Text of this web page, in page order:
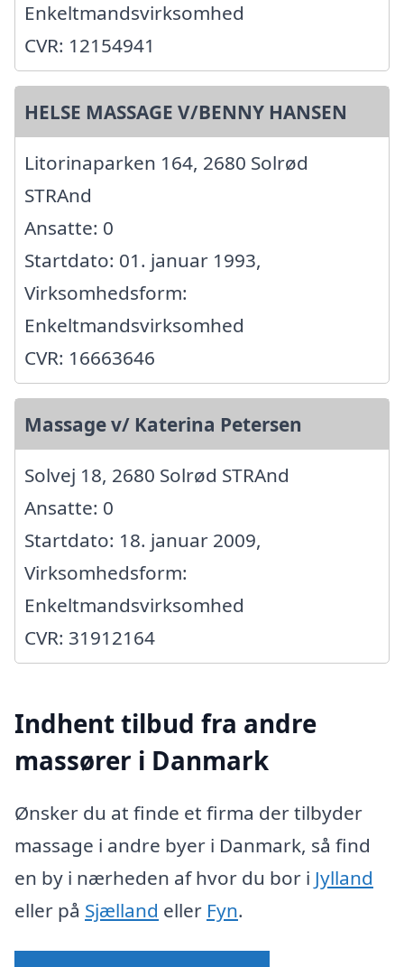
Enkeltmandsvirksomhed
CVR: 12154941
HELSE MASSAGE V/BENNY HANSEN
Litorinaparken 164, 2680 Solrød
STRAnd
Ansatte: 0
Startdato: 01. januar 1993,
Virksomhedsform:
Enkeltmandsvirksomhed
CVR: 16663646
Massage v/ Katerina Petersen
Solvej 18, 2680 Solrød STRAnd
Ansatte: 0
Startdato: 18. januar 2009,
Virksomhedsform:
Enkeltmandsvirksomhed
CVR: 31912164
Indhent tilbud fra andre
massører i Danmark
Ønsker du at finde et firma der tilbyder
massage i andre byer i Danmark, så find
en by i nærheden af hvor du bor i Jylland
eller på Sjælland eller Fyn.